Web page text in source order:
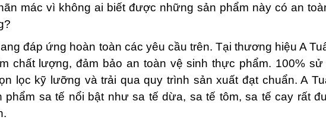
mác vì không ai biết được những sản phẩm này có an
đáp ứng hoàn toàn các yêu cầu trên. Tại thương hiệu A
chất lượng, đảm bảo an toàn vệ sinh thực phẩm. 100% sử
lọc kỹ lưỡng và trải qua quy trình sản xuất đạt chuẩn. A
phẩm sa tế nổi bật như sa tế dừa, sa tế tôm, sa tế cay rất